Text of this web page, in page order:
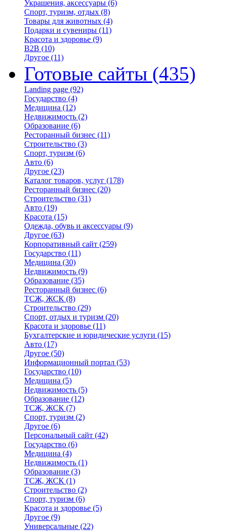
Украшения, аксессуары (6)
Спорт, туризм, отдых (8)
Товары для животных (4)
Подарки и сувениры (11)
Красота и здоровье (9)
B2B (10)
Другое (11)
Готовые сайты (435)
Landing page (92)
Государство (4)
Медицина (12)
Недвижимость (2)
Образование (6)
Ресторанный бизнес (11)
Строительство (3)
Спорт, туризм (6)
Авто (6)
Другое (23)
Каталог товаров, услуг (178)
Ресторанный бизнес (20)
Строительство (31)
Авто (19)
Красота (15)
Одежда, обувь и аксессуары (9)
Другое (63)
Корпоративный сайт (259)
Государство (11)
Медицина (30)
Недвижимость (9)
Образование (35)
Ресторанный бизнес (6)
ТСЖ, ЖСК (8)
Строительство (29)
Спорт, отдых и туризм (20)
Красота и здоровье (11)
Бухгалтерские и юридические услуги (15)
Авто (17)
Другое (50)
Информационный портал (53)
Государство (10)
Медицина (5)
Недвижимость (5)
Образование (12)
ТСЖ, ЖСК (7)
Спорт, туризм (2)
Другое (6)
Персональный сайт (42)
Государство (6)
Медицина (4)
Недвижимость (1)
Образование (3)
ТСЖ, ЖСК (1)
Строительство (2)
Спорт, туризм (6)
Красота и здоровье (5)
Другое (9)
Универсальные (22)